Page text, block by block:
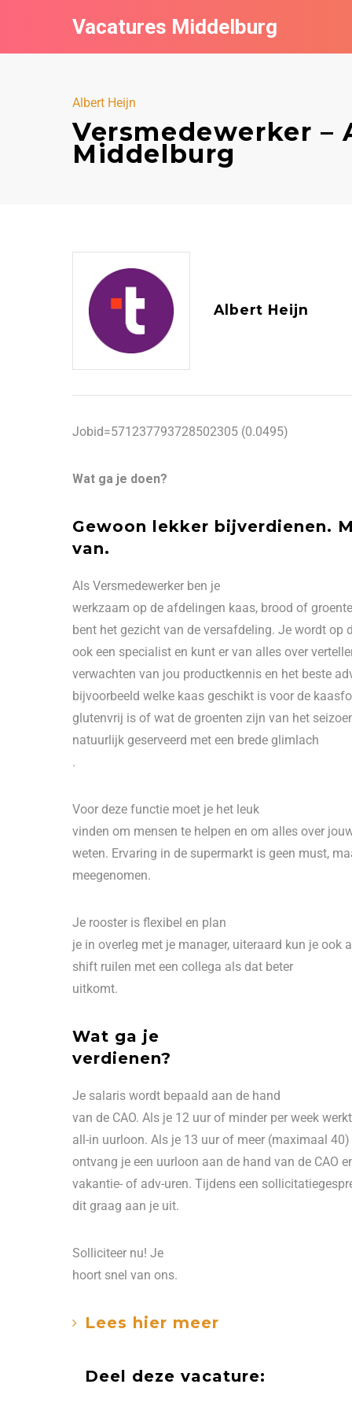
Vacatures Middelburg
Albert Heijn
Versmedewerker –
Middelburg
Albert Heijn
Jobid=571237793728502305 (0.0495)
Wat ga je doen?
Gewoon lekker bijverdienen.
van.
Als Versmedewerker ben je
werkzaam op de afdelingen kaas, brood of
bent het gezicht van de versafdeling. Je wordt op
ook een specialist en kunt er van alles over
verwachten van jou productkennis en het beste
bijvoorbeeld welke kaas geschikt is voor de
glutenvrij is of wat de groenten zijn van het
natuurlijk geserveerd met een brede glimlach
.
Voor deze functie moet je het leuk
vinden om mensen te helpen en om alles over
weten. Ervaring in de supermarkt is geen must,
meegenomen.
Je rooster is flexibel en plan
je in overleg met je manager, uiteraard kun je ook
shift ruilen met een collega als dat beter
uitkomt.
Wat ga je
verdienen?
Je salaris wordt bepaald aan de hand
van de CAO. Als je 12 uur of minder per week
all-in uurloon. Als je 13 uur of meer (maximaal 40)
ontvang je een uurloon aan de hand van de CAO
vakantie- of adv-uren. Tijdens een
dit graag aan je uit.
Solliciteer nu! Je
hoort snel van ons.
Lees hier meer
Deel deze vacature: